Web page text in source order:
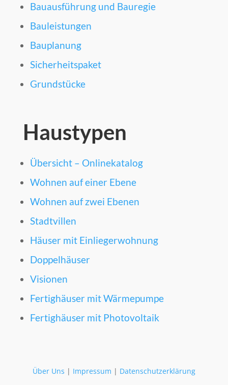
Bauausführung und Bauregie
Bauleistungen
Bauplanung
Sicherheitspaket
Grundstücke
Haustypen
Übersicht – Onlinekatalog
Wohnen auf einer Ebene
Wohnen auf zwei Ebenen
Stadtvillen
Häuser mit Einliegerwohnung
Doppelhäuser
Visionen
Fertighäuser mit Wärmepumpe
Fertighäuser mit Photovoltaik
Über Uns | Impressum | Datenschutzerklärung